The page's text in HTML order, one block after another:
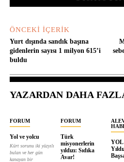
ÖNCEKI İÇERIK
Yurt dışında sandık başına
gidenlerin sayısı 1 milyon 615’i
buldu
YAZARDAN DAHA
FORUM
Yol ve yolcu
Kürt sorunu iki yüzyılı
bulan ve her gün
kanayan bir
FORUM
Türk
misyonerlerin
yıldızı: Sıdıka
Avar!
YOL